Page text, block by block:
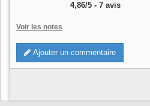
4,86/5 - 7 avis
Voir les notes
Ajouter un commentaire